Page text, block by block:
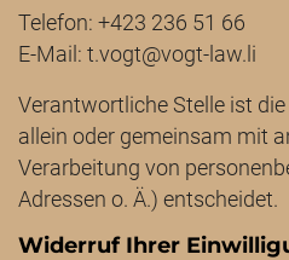
Telefon: +423 236 51 66
E-Mail: t.vogt@vogt-law.li
Verantwortliche Stelle ist
allein oder gemeinsam mit
Verarbeitung von
Adressen o. Ä.) entscheidet.
Widerruf Ihrer